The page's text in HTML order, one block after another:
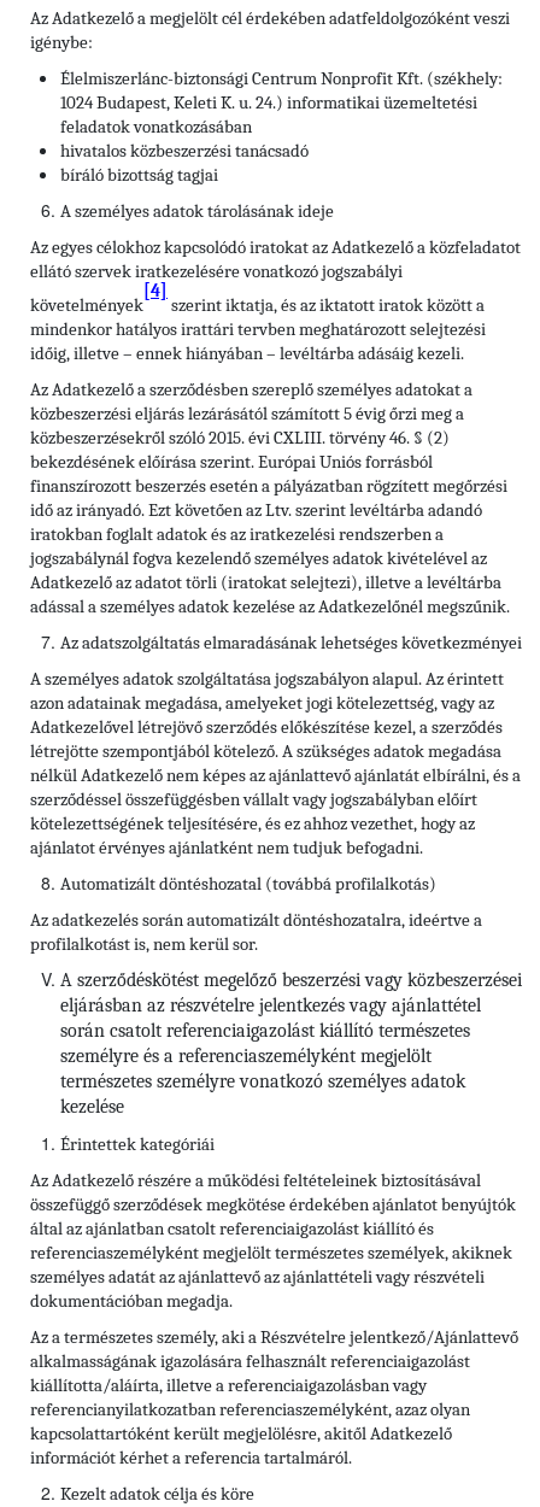
Az Adatkezelő a megjelölt cél érdekében adatfeldolgozóként veszi
igénybe:
Élelmiszerlánc-biztonsági Centrum Nonprofit Kft. (székhely:
1024 Budapest, Keleti K. u. 24.) informatikai üzemeltetési
feladatok vonatkozásában
hivatalos közbeszerzési tanácsadó
bíráló bizottság tagjai
A személyes adatok tárolásának ideje
Az egyes célokhoz kapcsolódó iratokat az Adatkezelő a közfeladatot
ellátó szervek iratkezelésére vonatkozó jogszabályi
követelmények
[4]
szerint iktatja, és az iktatott iratok között a
mindenkor hatályos irattári tervben meghatározott selejtezési
időig, illetve – ennek hiányában – levéltárba adásáig kezeli.
Az Adatkezelő a szerződésben szereplő személyes adatokat a
közbeszerzési eljárás lezárásától számított 5 évig őrzi meg a
közbeszerzésekről szóló 2015. évi CXLIII. törvény 46. § (2)
bekezdésének előírása szerint. Európai Uniós forrásból
finanszírozott beszerzés esetén a pályázatban rögzített megőrzési
idő az irányadó. Ezt követően az Ltv. szerint levéltárba adandó
iratokban foglalt adatok és az iratkezelési rendszerben a
jogszabálynál fogva kezelendő személyes adatok kivételével az
Adatkezelő az adatot törli (iratokat selejtezi), illetve a levéltárba
adással a személyes adatok kezelése az Adatkezelőnél megszűnik.
Az adatszolgáltatás elmaradásának lehetséges következményei
A személyes adatok szolgáltatása jogszabályon alapul. Az érintett
azon adatainak megadása, amelyeket jogi kötelezettség, vagy az
Adatkezelővel létrejövő szerződés előkészítése kezel, a szerződés
létrejötte szempontjából kötelező. A szükséges adatok megadása
nélkül Adatkezelő nem képes az ajánlattevő ajánlatát elbírálni, és a
szerződéssel összefüggésben vállalt vagy jogszabályban előírt
kötelezettségének teljesítésére, és ez ahhoz vezethet, hogy az
ajánlatot érvényes ajánlatként nem tudjuk befogadni.
Automatizált döntéshozatal (továbbá profilalkotás)
Az adatkezelés során automatizált döntéshozatalra, ideértve a
profilalkotást is, nem kerül sor.
A szerződéskötést megelőző beszerzési vagy közbeszerzései
eljárásban az részvételre jelentkezés vagy ajánlattétel
során csatolt referenciaigazolást kiállító természetes
személyre és a referenciaszemélyként megjelölt
természetes személyre vonatkozó személyes adatok
kezelése
Érintettek kategóriái
Az Adatkezelő részére aműködési feltételeinek biztosításával
összefüggő szerződések megkötése érdekében ajánlatot benyújtók
által az ajánlatban csatolt referenciaigazolást kiállító és
referenciaszemélyként megjelölt természetes személyek, akiknek
személyes adatát az ajánlattevő az ajánlattételi vagy részvételi
dokumentációban megadja.
Az a természetes személy, aki a Részvételre jelentkező/Ajánlattevő
alkalmasságának igazolására felhasznált referenciaigazolást
kiállította/aláírta, illetve a referenciaigazolásban vagy
referencianyilatkozatban referenciaszemélyként, azaz olyan
kapcsolattartóként került megjelölésre, akitől Adatkezelő
információt kérhet a referencia tartalmáról.
Kezelt adatok célja és köre